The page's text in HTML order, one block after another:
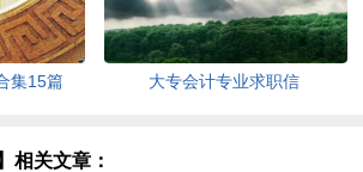
集15篇 大专会计专业求职信
相关文章：